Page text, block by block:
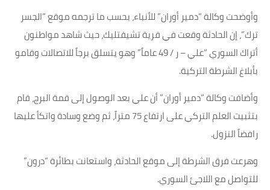
وأوضحت وكالة “دمير أوران” للأنباء، بحسب ما ترجمه موقع “الجسر
ترك”، إن الحادثة وقعت في قرية تشيفتليك، حيث شاهد مواطنون
أتراك السوري “علي – ر / 49 عاماً” وهو يتسلق برجاً للاتصالات وقامو
بأبلاغ الشرطة التركية.
وأضافت وكالة “دمير أوران” أن علي بعد الوصول إلى قمة البرج، قام
بتثبيت العلم التركي على ارتفاع 75 متراً، ثم وضع وسادة واتكأ عليها
رافضاً النزول.
وهرعت فرق الشرطة إلى موقع الحادثة، واستعانت بطائرة “درون”
للتواصل مع اللاجئ السوري.